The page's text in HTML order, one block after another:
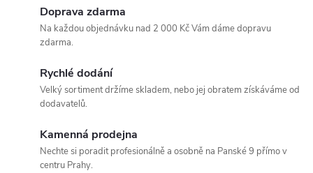
Doprava zdarma
Na každou objednávku nad 2 000 Kč Vám dáme dopravu
zdarma.
Rychlé dodání
Velký sortiment držíme skladem, nebo jej obratem získáváme od
dodavatelů.
Kamenná prodejna
Nechte si poradit profesionálně a osobně na Panské 9 přímo v
centru Prahy.